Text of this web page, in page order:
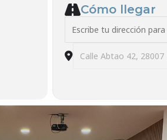
Cómo llegar
Address -
Destination